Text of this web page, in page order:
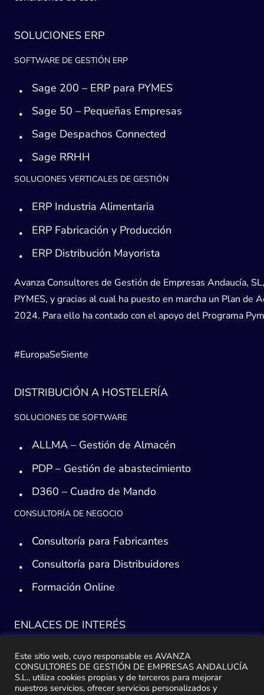
SOLUCIONES ERP
SOFTWARE DE GESTIÓN ERP
Sage 200 – ERP para PYMES
Sage 50 – Pequeñas Empresas
Sage Despachos Connected
Sage RRHH
SOLUCIONES VERTICALES DE GESTIÓN
ERP Industria Alimentaria
ERP Fabricación y Producción
ERP Distribución Mayorista
Avanza Consultores de Gestión de Empresas Andaucía,
PYMES, y gracias al cual ha puesto en marcha un Plan
2024. Para ello ha contado con el apoyo del Programa
#EuropaSeSiente
DISTRIBUCIÓN A HOSTELERÍA
SOLUCIONES DE SOFTWARE
ALLMA – Gestión de Almacén
PDP – Gestión de abastecimiento
D360 – Cuadro de Mando
CONSULTORÍA DE NEGOCIO
Consultoría para Fabricantes
Consultoría para Distribuidores
Formación Online
ENLACES DE INTERÉS
Consultoría ERP Sage
Implantación ERP
Este sitio web, cuyo responsable es AVANZA
CONSULTORES DE GESTIÓN DE EMPRESAS ANDALUCÍA
S.L., utiliza cookies propias y de terceros para mejorar
nuestros servicios, ofrecer servicios personalizados y